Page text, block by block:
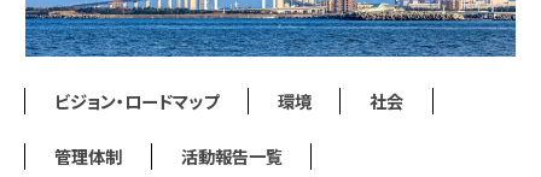
ビジョン・ロードマップ 環境 社会
管理体制 活動報告一覧